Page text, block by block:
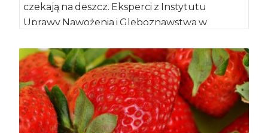
czekają na deszcz. Eksperci z Instytutu
Uprawy Nawożenia i Gleboznawstwa w